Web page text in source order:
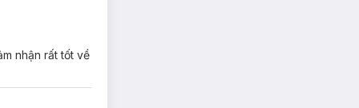
nhận rất tốt về